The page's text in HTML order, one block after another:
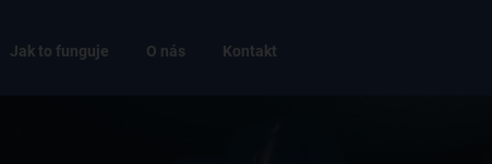
Jak to funguje O nás Kontakt